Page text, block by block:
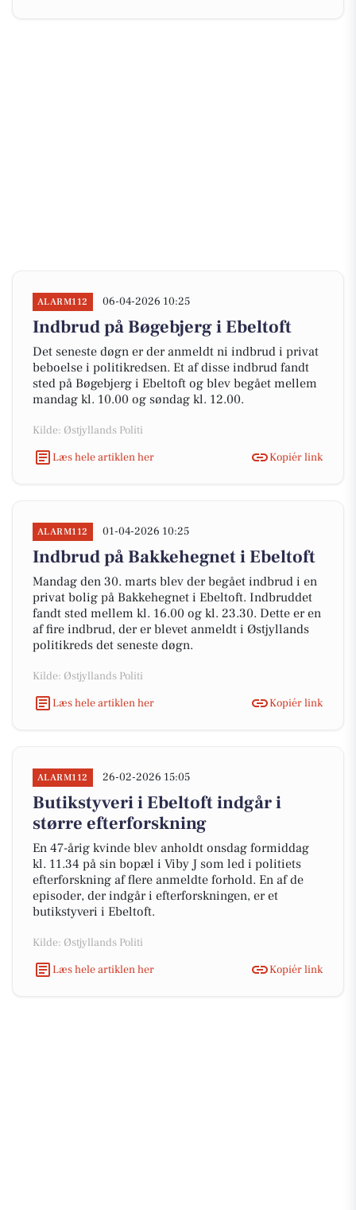
ALARM112 06-04-2026 10:25
Indbrud på Bøgebjerg i Ebeltoft
Det seneste døgn er der anmeldt ni indbrud i privat
beboelse i politikredsen. Et af disse indbrud fandt
sted på Bøgebjerg i Ebeltoft og blev begået mellem
mandag kl. 10.00 og søndag kl. 12.00.
Kilde: Østjyllands Politi
Læs hele artiklen her
Kopiér link
ALARM112 01-04-2026 10:25
Indbrud på Bakkehegnet i Ebeltoft
Mandag den 30. marts blev der begået indbrud i en
privat bolig på Bakkehegnet i Ebeltoft. Indbruddet
fandt sted mellem kl. 16.00 og kl. 23.30. Dette er en
af fire indbrud, der er blevet anmeldt i Østjyllands
politikreds det seneste døgn.
Kilde: Østjyllands Politi
Læs hele artiklen her
Kopiér link
ALARM112 26-02-2026 15:05
Butikstyveri i Ebeltoft indgår i
større efterforskning
En 47-årig kvinde blev anholdt onsdag formiddag
kl. 11.34 på sin bopæl i Viby J som led i politiets
efterforskning af flere anmeldte forhold. En af de
episoder, der indgår i efterforskningen, er et
butikstyveri i Ebeltoft.
Kilde: Østjyllands Politi
Læs hele artiklen her
Kopiér link